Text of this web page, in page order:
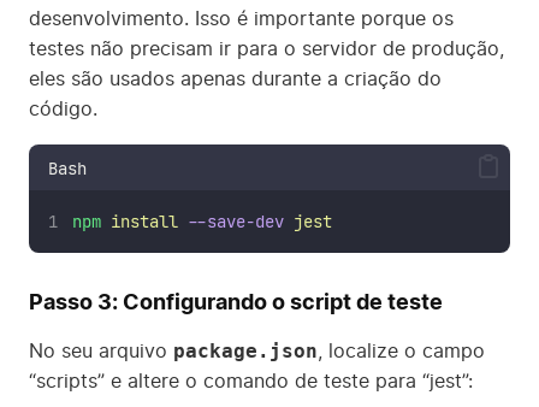
desenvolvimento. Isso é importante porque os
testes não precisam ir para o servidor de produção,
eles são usados apenas durante a criação do
código.
Bash
npm install --save-dev jest
Passo 3: Configurando o script de teste
No seu arquivo package.json , localize o campo
“scripts” e altere o comando de teste para “jest”: